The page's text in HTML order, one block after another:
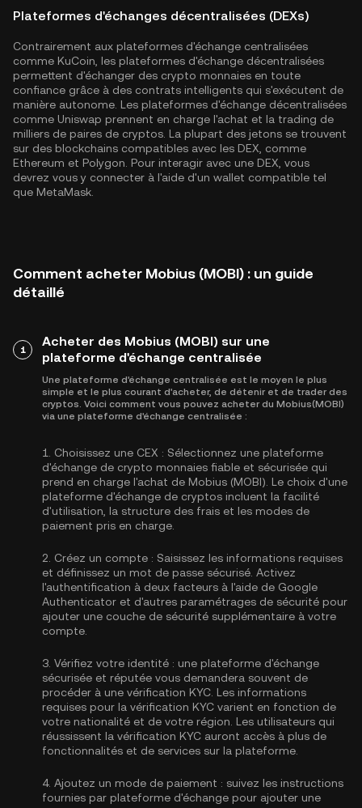
Plateformes d'échanges décentralisées (DEXs)
Contrairement aux plateformes d'échange centralisées
comme KuCoin, les plateformes d'échange décentralisées
permettent d'échanger des crypto monnaies en toute
confiance grâce à des contrats intelligents qui s'exécutent de
manière autonome. Les plateformes d'échange décentralisées
comme Uniswap prennent en charge l'achat et la trading de
milliers de paires de cryptos. La plupart des jetons se trouvent
sur des blockchains compatibles avec les DEX, comme
Ethereum et Polygon . Pour interagir avec une DEX, vous
devrez vous y connecter à l'aide d'un wallet compatible tel
que MetaMask.
Comment acheter Mobius (MOBI) : un guide
détaillé
1
Acheter des Mobius (MOBI) sur une
plateforme d'échange centralisée
Une plateforme d'échange centralisée est le moyen le plus
simple et le plus courant d'acheter, de détenir et de trader des
cryptos. Voici comment vous pouvez acheter du Mobius(MOBI)
via une plateforme d'échange centralisée :
1. Choisissez une CEX : Sélectionnez une plateforme
d'échange de crypto monnaies fiable et sécurisée qui
prend en charge l'achat de Mobius (MOBI). Le choix d'une
plateforme d'échange de cryptos incluent la facilité
d'utilisation, la structure des frais et les modes de
paiement pris en charge.
2. Créez un compte : Saisissez les informations requises
et définissez un mot de passe sécurisé. Activez
l'authentification à deux facteurs à l'aide de Google
Authenticator et d'autres paramétrages de sécurité pour
ajouter une couche de sécurité supplémentaire à votre
compte.
3. Vérifiez votre identité : une plateforme d'échange
sécurisée et réputée vous demandera souvent de
procéder à une vérification KYC. Les informations
requises pour la vérification KYC varient en fonction de
votre nationalité et de votre région. Les utilisateurs qui
réussissent la vérification KYC auront accès à plus de
fonctionnalités et de services sur la plateforme.
4. Ajoutez un mode de paiement : suivez les instructions
fournies par plateforme d'échange pour ajouter une